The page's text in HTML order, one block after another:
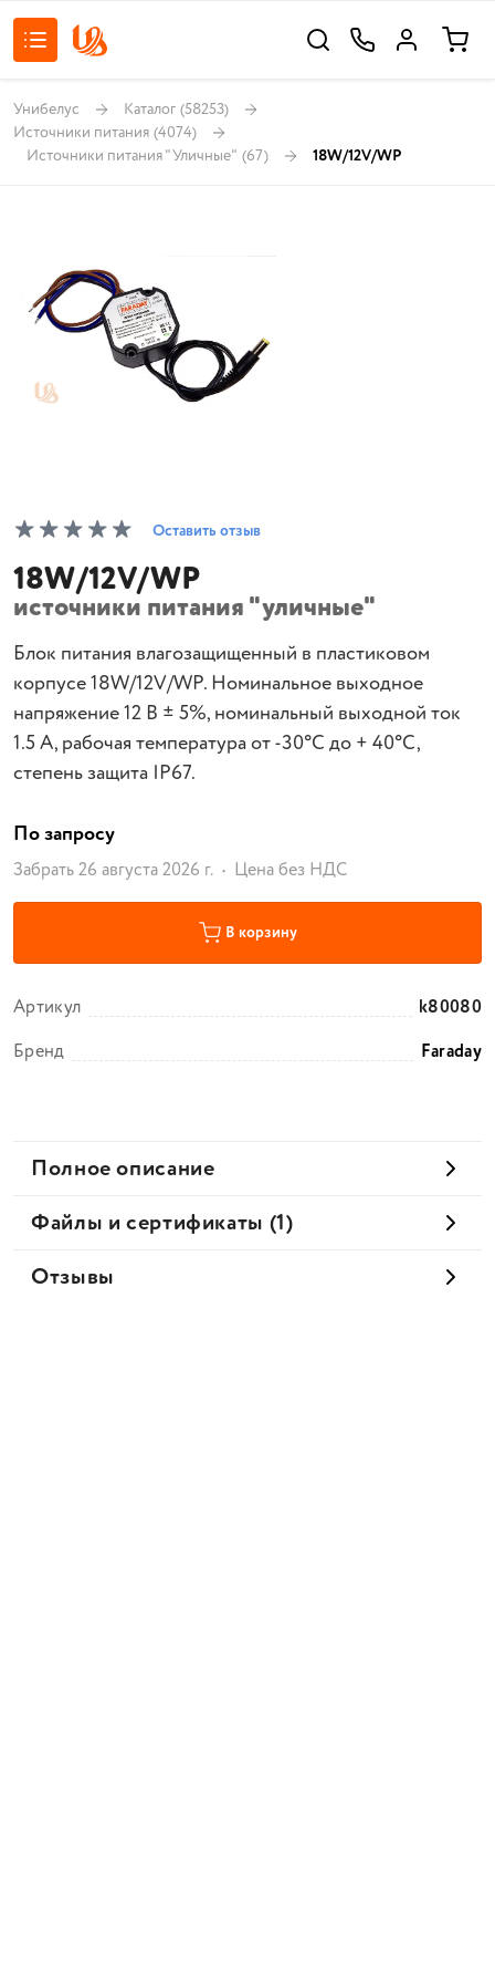
Унибелус Каталог (58253)
Источники питания (4074)
Источники питания "Уличные" (67) 18W/12V/WP
Оставить отзыв
18W/12V/WP
источники питания "уличные"
Блок питания влагозащищенный в пластиковом
корпусе 18W/12V/WP. Номинальное выходное
напряжение 12 В ± 5%, номинальный выходной ток
1.5 А, рабочая температура от -30°С до + 40°С,
степень защита IP67.
По запросу
Забрать 26 августа 2026 г. Цена без НДС
В корзину
Артикул
k80080
Бренд
Faraday
Полное описание
Файлы и сертификаты (1)
Отзывы